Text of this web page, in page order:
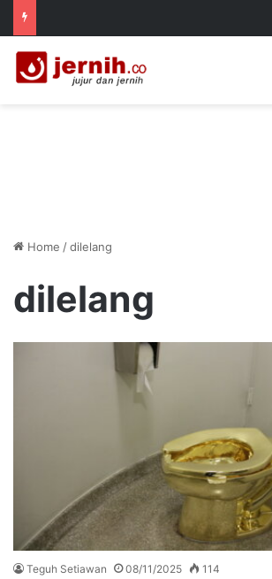
Home /dilelang
dilelang
Teguh Setiawan 08/11/2025 114